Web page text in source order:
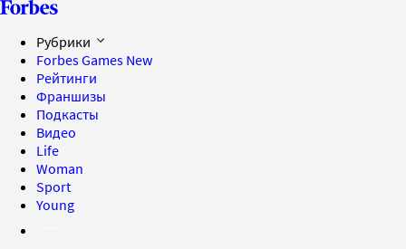
Рубрики
Forbes Games New
Рейтинги
Франшизы
Подкасты
Видео
Life
Woman
Sport
Young